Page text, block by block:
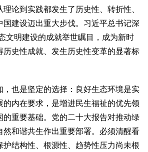
论到实践都发生了历史性、转折性、
国建设迈出重大步伐。习近平总书记深
文明建设的成就举世瞩目，成为新时
历史性成就、发生历史性变革的显著标
也是坚定的选择：良好生态环境是实
的内在要求，是增进民生福祉的优先领
的重要基础。党的二十大报告对推动绿
然和谐共生作出重要部署。必须清醒看
护结构性、根源性、趋势性压力尚未根